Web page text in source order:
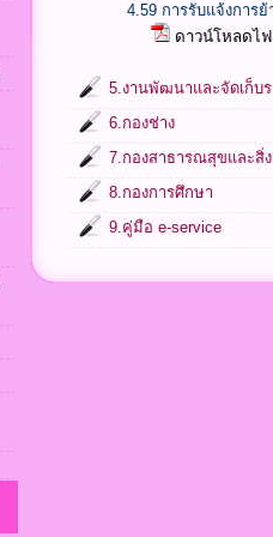
4.59 การรับแจ้งการ
ดาวน์โหลดไ
5.งานพัฒนาและจัดเก็บ
6.กองช่าง
7.กองสาธารณสุขและสิ่
8.กองการศึกษา
9.คู่มือ e-service